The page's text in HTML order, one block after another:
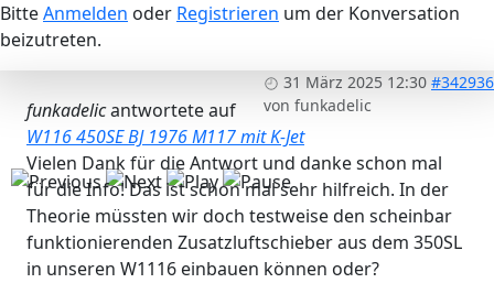
BitteAnmelden oder Registrieren um der Konversation
beizutreten.
31 März 2025 12:30 #342936
von funkadelic
funkadelicantwortete auf
W116 450SE BJ 1976 M117 mit K-Jet
Vielen Dank für die Antwort und danke schon mal
für die Info! Das ist schon mal sehr hilfreich. In der
Theorie müssten wir doch testweise den scheinbar
funktionierenden Zusatzluftschieber aus dem 350SL
in unseren W1116 einbauen können oder?